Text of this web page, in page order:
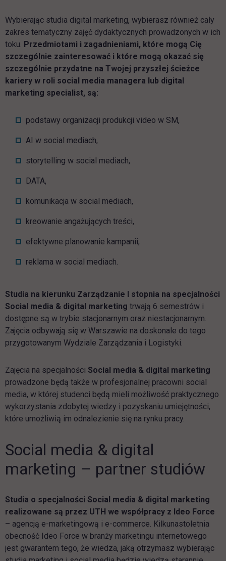
Wybierając studia digital marketing, wybierasz również cały
zakres tematyczny zajęć dydaktycznych prowadzonych w ich
toku. Przedmiotami i zagadnieniami, które mogą Cię
szczególnie zainteresować i które mogą okazać się
szczególnie przydatne na Twojej przyszłej ścieżce
kariery w roli social media managera lub digital
marketing specialist, są:
podstawy organizacji produkcji video w SM,
AI w social mediach,
storytelling w social mediach,
DATA,
komunikacja w social mediach,
kreowanie angażujących treści,
efektywne planowanie kampanii,
reklama w social mediach.
Studia na kierunku Zarządzanie I stopnia na specjalności
Social media & digital marketing trwają 6 semestrów i
dostępne są w trybie stacjonarnym oraz niestacjonarnym.
Zajęcia odbywają się w Warszawie na doskonale do tego
przygotowanym Wydziale Zarządzania i Logistyki.
Zajęcia na specjalności Social media & digital marketing
prowadzone będą także w profesjonalnej pracowni social
media, w której studenci będą mieli możliwość praktycznego
wykorzystania zdobytej wiedzy i pozyskaniu umiejętności,
które umożliwią im odnalezienie się na rynku pracy.
Social media & digital
marketing – partner studiów
Studia o specjalności Social media & digital marketing
realizowane są przez UTH we współpracy z Ideo Force
– agencją e-marketingową i e-commerce. Kilkunastoletnia
obecność Ideo Force w branży marketingu internetowego
jest gwarantem tego, że wiedza, jaką otrzymasz wybierając